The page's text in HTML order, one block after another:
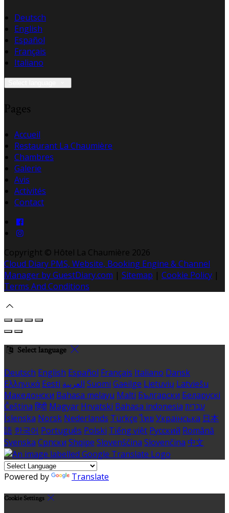
Deutsch
English
Español
Français
Italiano
Pages
Accueil
Restaurant La Chaumière
Chambres
Galerie
Avis
Activités
Contact
Copyright © Hôtel La Chaumière 2026
Cloud Diary PMS, Website, Booking Engine & Channel
Manager by GuestDiary.com | Sitemap | Cookie Policy |
Terms And Conditions
Select language
Deutsch English Español Français Italiano Dansk
Ελληνικά Eesti العربية Suomi Gaeilge Lietuvių Latviešu
Македонски Bahasa melayu Malti Български Беларускі
Čeština हिंदी Magyar Hrvatski Bahasa indonesia עברית
Íslenska Norsk Nederlands Türkçe ไทย Українська 日本
語 한국어 Português Polski Tiếng việt Русский Română
Svenska Српски Shqipe Slovenščina Slovenčina 中文
Powered by Translate
Cookie Settings